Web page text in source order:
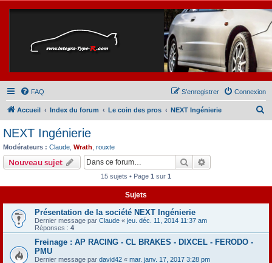
FAQ Connexion
S’enregistrer
Accueil Index du forum Le coin des pros NEXT Ingénierie
NEXT Ingénierie
Modérateurs : Claude Wrath rouxte
Nouveau sujet Rechercher
15 sujets • Page 1 sur 1
Sujets
Présentation de la société NEXT Ingénierie
Dernier message par Claude « jeu. déc. 11, 2014 11:37 am
Réponses : 4
Freinage : AP RACING - CL BRAKES - DIXCEL - FERODO -
PMU
Dernier message par david42 « mar. janv. 17, 2017 3:28 pm